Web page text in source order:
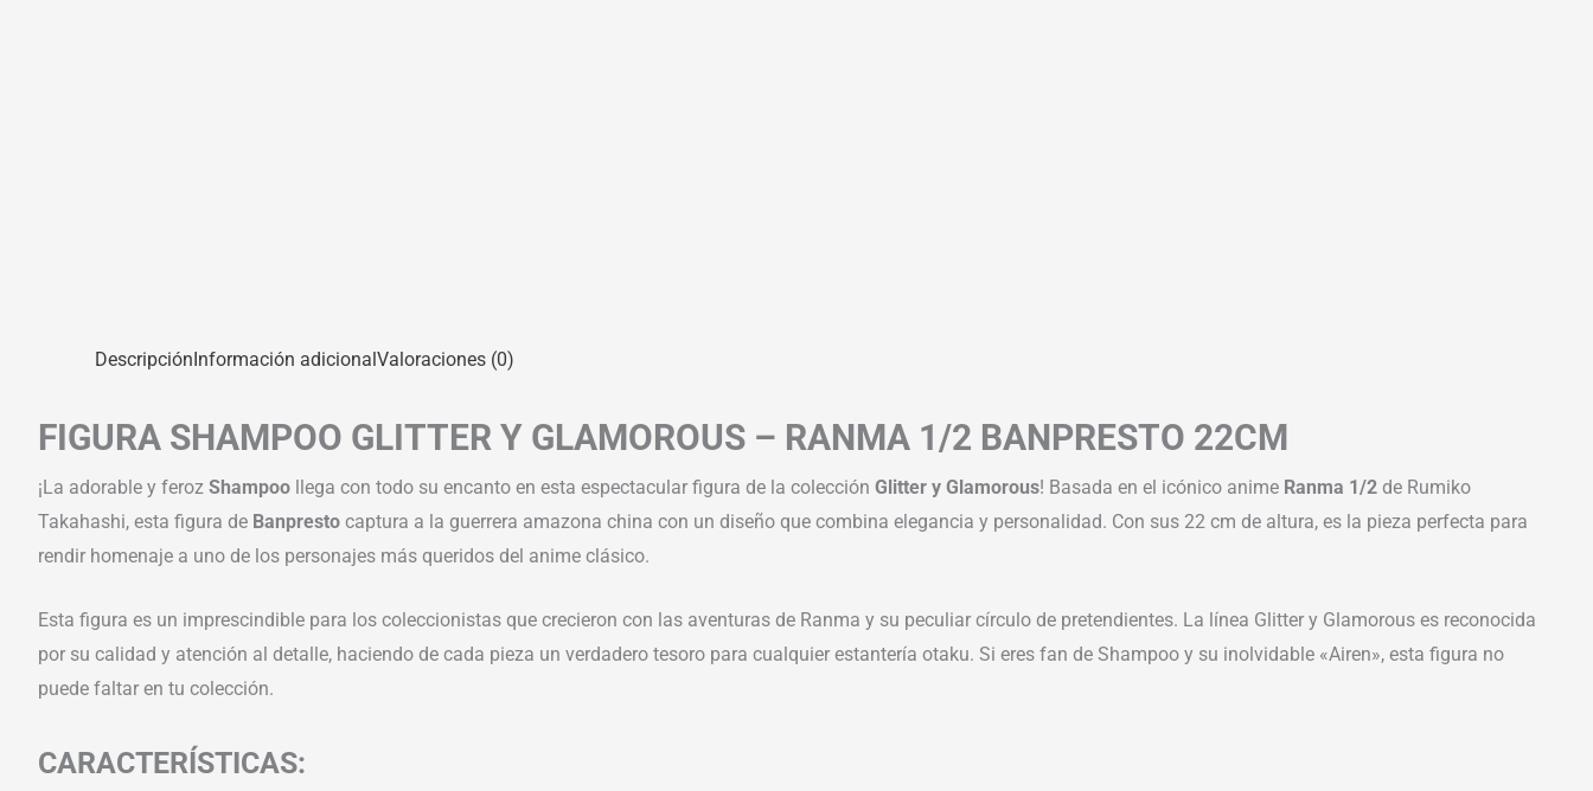
DescripciónInformación adicionalValoraciones (0)
FIGURA SHAMPOO GLITTER Y GLAMOROUS – RANMA 1/2 BANPRESTO 22CM
¡La adorable y feroz Shampoo llega con todo su encanto en esta espectacular figura de la colección Glitter y Glamorous! Basada en el icónico anime Ranma 1/2 de Rumiko
Takahashi, esta figura de Banpresto captura a la guerrera amazona china con un diseño que combina elegancia y personalidad. Con sus 22 cm de altura, es la pieza perfecta para
rendir homenaje a uno de los personajes más queridos del anime clásico.
Esta figura es un imprescindible para los coleccionistas que crecieron con las aventuras de Ranma y su peculiar círculo de pretendientes. La línea Glitter y Glamorous es reconocida
por su calidad y atención al detalle, haciendo de cada pieza un verdadero tesoro para cualquier estantería otaku. Si eres fan de Shampoo y su inolvidable «Airen», esta figura no
puede faltar en tu colección.
CARACTERÍSTICAS: